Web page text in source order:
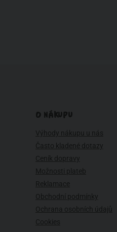
O NÁKUPU
Výhody nákupu u nás
Často kladené dotazy
Ceník dopravy
Možnosti plateb
Reklamace
Obchodní podmínky
Ochrana osobních údajů
Cookies